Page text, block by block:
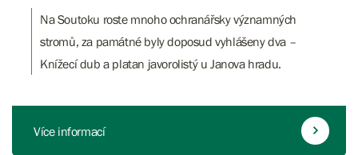
Na Soutoku roste mnoho ochranářsky významných
stromů, za památné byly doposud vyhlášeny dva –
Knížecí dub a platan javorolistý u Janova hradu.
Více informací